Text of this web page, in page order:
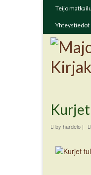
Teijo
Yhteystiedot
by hardelo |